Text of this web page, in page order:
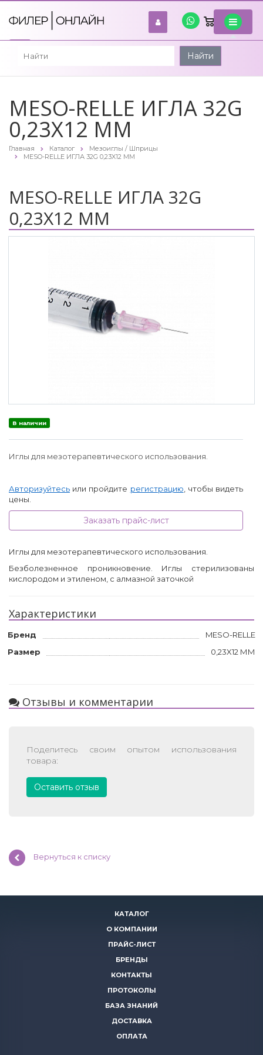
войти
Найти
MESO-RELLE ИГЛА 32G
0,23X12 ММ
Главная Каталог
Мезоиглы / Шприцы
MESO-RELLE ИГЛА 32G 0,23X12 ММ
MESO-RELLE ИГЛА 32G
0,23X12 ММ
В наличии
Иглы для мезотерапевтического использования.
Авторизуйтесь или пройдите регистрацию, чтобы видеть
цены.
Заказать прайс-лист
Иглы для мезотерапевтического использования.
Безболезненное проникновение. Иглы стерилизованы
кислородом и этиленом, с алмазной заточкой
Характеристики
Бренд
MESO-RELLE
Размер
0,23X12 ММ
Отзывы и комментарии
Поделитесь своим опытом использования
товара:
Оставить отзыв
Вернуться к списку
КАТАЛОГ
О КОМПАНИИ
ПРАЙС-ЛИСТ
БРЕНДЫ
КОНТАКТЫ
ПРОТОКОЛЫ
БАЗА ЗНАНИЙ
ДОСТАВКА
ОПЛАТА